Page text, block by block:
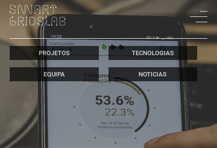
PROJETOS TECNOLOGIAS
EQUIPA NOTICIAS